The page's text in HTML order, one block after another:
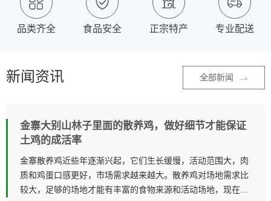
品类齐全 食品安全 正宗特产 专业配送
新闻资讯 全部新闻
金寨大别山林子里面的散养鸡，做好细节才能保证
土鸡的成活率
金寨散养鸡近些年逐渐兴起，它们生长缓慢，活动范围大，肉
质和鸡蛋口感更好，市场需求越来越大。散养鸡对场地需求比
较大，足够的场地才能有丰富的食物来源和活动场地，现在足